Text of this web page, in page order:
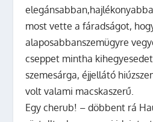
most vette a fáradságot,
alaposabbanszemügyre
cseppet mintha
szemesárga, éjjellátó
volt valami macskaszerű.
Egy cherub! – döbbent rá